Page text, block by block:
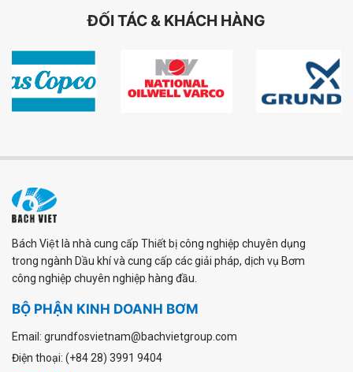
ĐỐI TÁC & KHÁCH HÀNG
Bách Việt là nhà cung cấp Thiết bị công nghiệp chuyên dụng
trong ngành Dầu khí và cung cấp các giải pháp, dịch vụ Bơm
công nghiệp chuyên nghiệp hàng đầu.
BỘ PHẬN KINH DOANH BƠM
Email: grundfosvietnam@bachvietgroup.com
Điện thoại: (+84 28) 3991 9404